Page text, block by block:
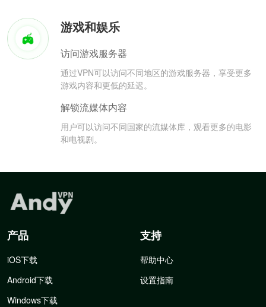
游戏和娱乐
访问游戏服务器
通过VPN可以访问不同地区的游戏服务器，享受更多
游戏内容和更低的延迟。
解锁流媒体内容
用户可以访问不同国家的流媒体库，观看更多的电影
和电视剧。
产品
iOS下载
Android下载
Windows下载
支持
帮助中心
设置指南